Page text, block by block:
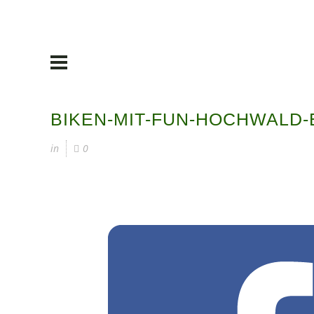
BIKEN-MIT-FUN-HOCHWALD-
in 0